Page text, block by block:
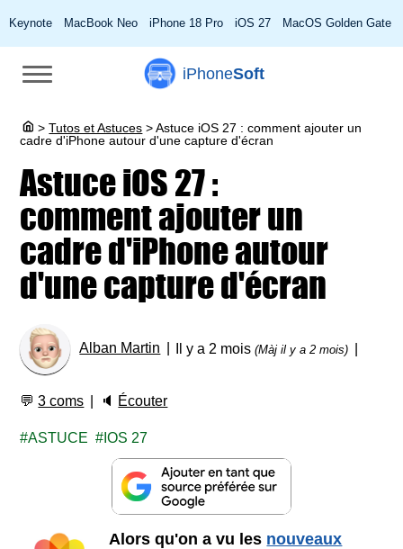
Keynote MacBook Neo iPhone 18 Pro iOS 27 MacOS Golden Gate
iPhoneSoft
> Tutos et Astuces >Astuce iOS 27 : comment ajouter un
cadre d'iPhone autour d'une capture d'écran
Astuce iOS 27 :
comment ajouter un
cadre d'iPhone autour
d'une capture d'écran
Alban Martin Il y a 2 mois(Màj il y a 2 mois)
💬3 coms 🔈 Écouter
ASTUCE IOS 27
Alors qu'on a vu les nouveaux